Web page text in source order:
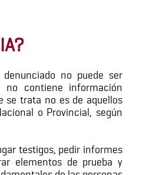
no puede ser
contiene información
se trata no es de aquellos
o Provincial, según
testigos, pedir informes
elementos de prueba y